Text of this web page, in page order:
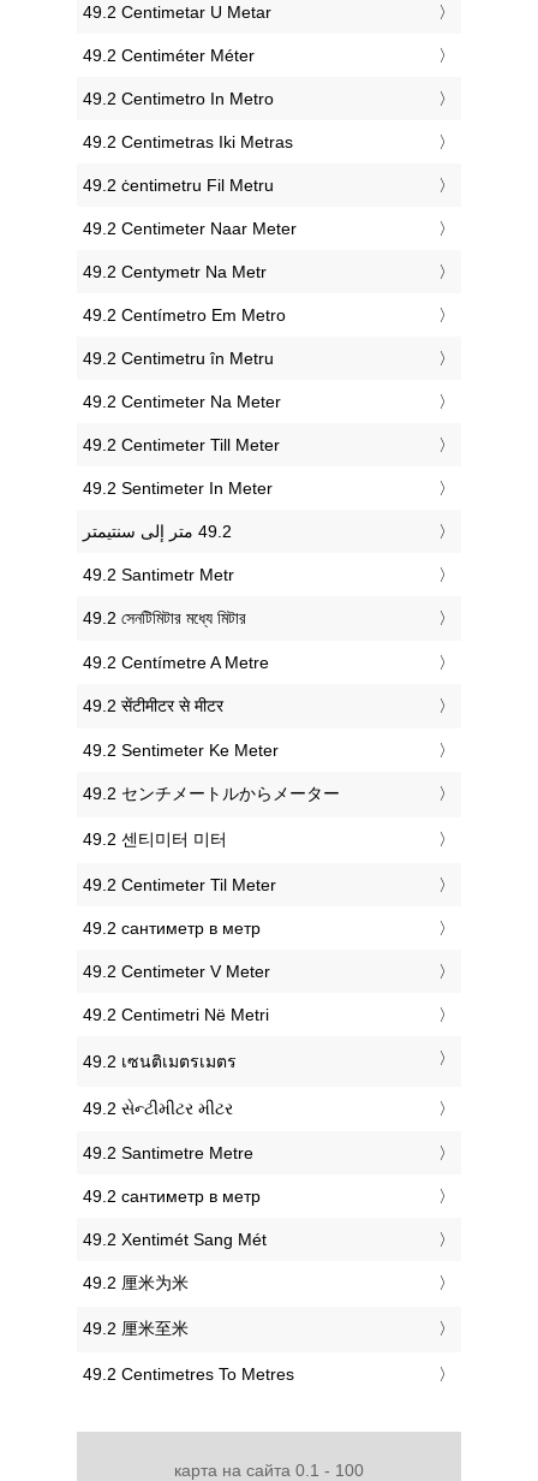
‎49.2 Centimetar U Metar
‎49.2 Centiméter Méter
‎49.2 Centimetro In Metro
‎49.2 Centimetras Iki Metras
‎49.2 ċentimetru Fil Metru
‎49.2 Centimeter Naar Meter
‎49.2 Centymetr Na Metr
‎49.2 Centímetro Em Metro
‎49.2 Centimetru în Metru
‎49.2 Centimeter Na Meter
‎49.2 Centimeter Till Meter
‎49.2 Sentimeter In Meter
‎49.2 Santimetr Metr
‎49.2 সেনটিমিটার মধ্যে মিটার
‎49.2 Centímetre A Metre
‎49.2 सेंटीमीटर से मीटर
‎49.2 Sentimeter Ke Meter
‎49.2 センチメートルからメーター
‎49.2 센티미터 미터
‎49.2 Centimeter Til Meter
‎49.2 сантиметр в метр
‎49.2 Centimeter V Meter
‎49.2 Centimetri Në Metri
‎49.2 เซนติเมตรเมตร
‎49.2 સેન્ટીમીટર મીટર
‎49.2 Santimetre Metre
‎49.2 сантиметр в метр
‎49.2 Xentimét Sang Mét
‎49.2 厘米为米
‎49.2 厘米至米
‎49.2 Centimetres To Metres
карта на сайта 0.1 - 100